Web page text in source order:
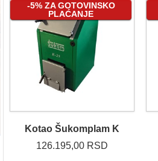
-5% ZA GOTOVINSKO
PLAĆANJE
Kotao Šukomplam K
126.195,00 RSD